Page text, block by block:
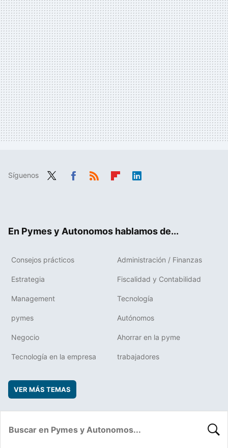
Síguenos
En Pymes y Autonomos hablamos de...
Consejos prácticos Administración / Finanzas
Estrategia Fiscalidad y Contabilidad
Management Tecnología
pymes Autónomos
Negocio Ahorrar en la pyme
Tecnología en la empresa trabajadores
VER MÁS TEMAS